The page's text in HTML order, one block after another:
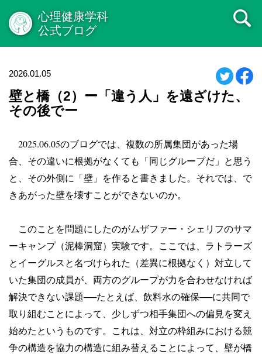
心理健康学科
公式ブログ
2026.01.05
壁と橋（2）ー「違う人」を遠ざけた、
その後でー
2025.06.05のブログでは、複数の所属集団があった場
合、その違いに根拠がなくても「同じグループだ」と思う
と、その外側に「壁」を作ると書きました。それでは、で
きあがった壁を壊すことができないのか。
このことを問題にしたのがムザファー・シェリフのサマ
ーキャンプ（泥棒洞窟）実験です。ここでは、ラトラーズ
とイーグルスと名づけられた（差異に根拠なく）対立して
いた集団の成員が、両方のグループが力を合わせなければ
解決できない課題──たとえば、飲料水の確保──に共同で
取り組むことによって、少しずつ相手集団への偏見を変え
始めたというものです。これは、対立の枠組みにおける競
争の構造を協力の構造に組み替えることによって、壁が橋